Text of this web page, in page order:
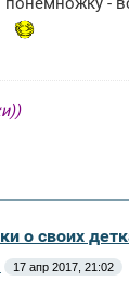
о своих
17 апр 2017, 21:02